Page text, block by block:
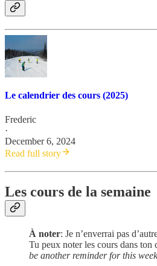
Le calendrier des cours (2025)
Frederic
·
December 6, 2024
Read full story
Les cours de la semaine
À noter: Je n’enverrai pas
Tu peux noter les cours dans ton
be another reminder for this